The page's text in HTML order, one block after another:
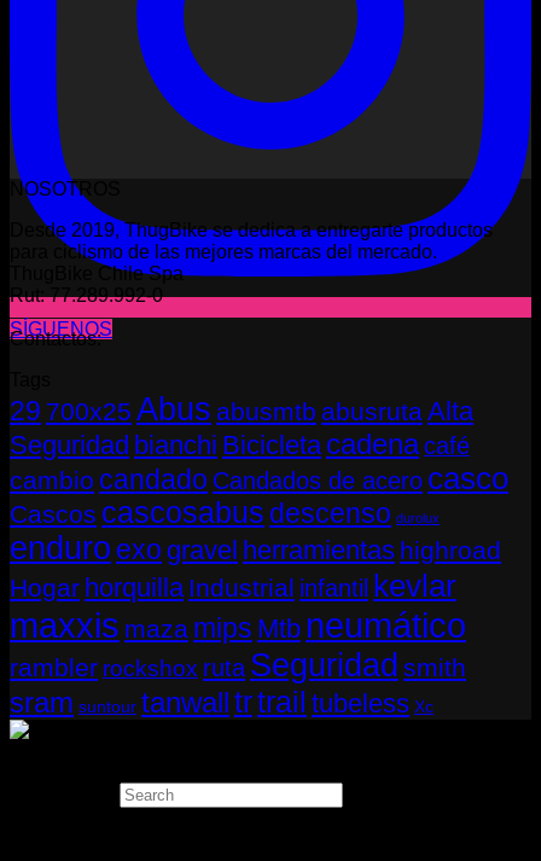
SÍGUENOS
NOSOTROS
Desde 2019, ThugBike se dedica a entregarte productos
para ciclismo de las mejores marcas del mercado.
ThugBike Chile Spa
Rut: 77.289.992-0
Contactos:
29 700x25 Abus abusmtb abusrutaAlta
Seguridad bianchi Bicicleta cadenacafé
cambio candado Candados de acero casco
Cascos cascosabus descenso durolux
enduro exo gravel herramientas highroad
Hogar horquilla Industrial infantil kevlar
maxxis maza mips Mtb neumático
rambler rockshox ruta Seguridad smith
sram suntour tanwalltrtrail tubeless Xc